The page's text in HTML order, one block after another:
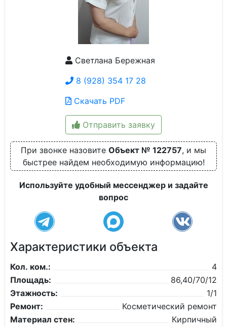
Светлана Бережная
8 (928) 354 17 28
Скачать PDF
Отправить заявку
При звонке назовите Объект № 122757, и мы
быстрее найдем необходимую информацию!
Используйте удобный мессенджер и задайте
вопрос
Характеристики объекта
Кол. ком.:
4
Площадь:
86,40/70/12
Этажность:
1/1
Ремонт:
Косметический ремонт
Материал стен:
Кирпичный